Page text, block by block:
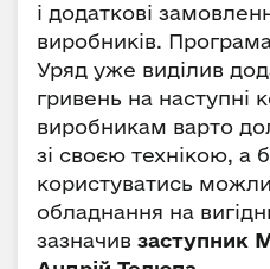
і додаткові
виробників.
Уряд уже виділив
гривень на наступні
виробникам варто
зі своєю технікою, а
користуватись
обладнання на
зазначив заступник